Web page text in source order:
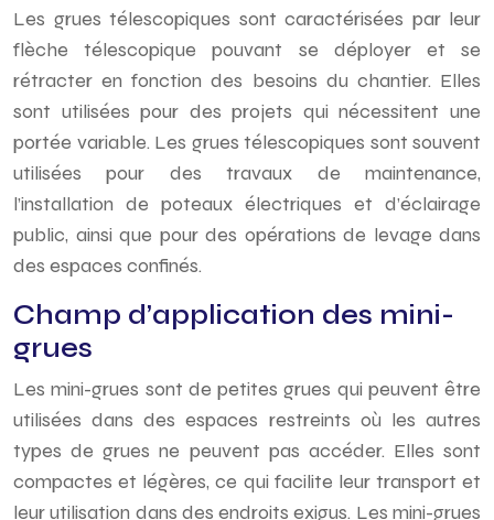
Les grues télescopiques sont caractérisées par leur
flèche télescopique pouvant se déployer et se
rétracter en fonction des besoins du chantier. Elles
sont utilisées pour des projets qui nécessitent une
portée variable. Les grues télescopiques sont souvent
utilisées pour des travaux de maintenance,
l’installation de poteaux électriques et d’éclairage
public, ainsi que pour des opérations de levage dans
des espaces confinés.
Champ d’application des mini-
grues
Les mini-grues sont de petites grues qui peuvent être
utilisées dans des espaces restreints où les autres
types de grues ne peuvent pas accéder. Elles sont
compactes et légères, ce qui facilite leur transport et
leur utilisation dans des endroits exigus. Les mini-grues